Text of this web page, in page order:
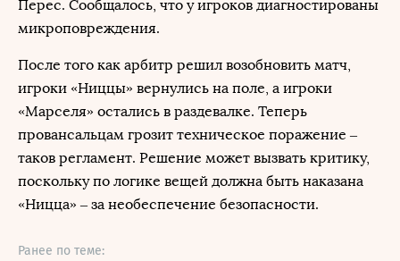
Перес. Сообщалось, что у игроков диагностированы
микроповреждения.
После того как арбитр решил возобновить матч,
игроки «Ниццы» вернулись на поле, а игроки
«Марселя» остались в раздевалке. Теперь
провансальцам грозит техническое поражение –
таков регламент. Решение может вызвать критику,
поскольку по логике вещей должна быть наказана
«Ницца» – за необеспечение безопасности.
Ранее по теме: